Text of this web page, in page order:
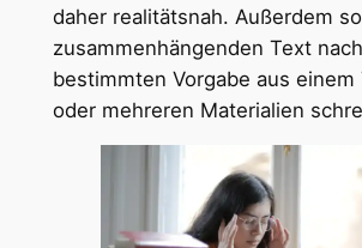
daher realitätsnah. Außerdem
zusammenhängenden Text
bestimmten Vorgabe aus einem
oder mehreren Materialien